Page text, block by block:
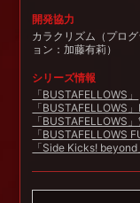
開発協力
カラクリズム（プロ
ョン：加藤有莉）
シリーズ情報
「BUSTAFELLOWS」
「BUSTAFELLOWS
「BUSTAFELLOWS
「BUSTAFELLOWS
「Side Kicks! beyond